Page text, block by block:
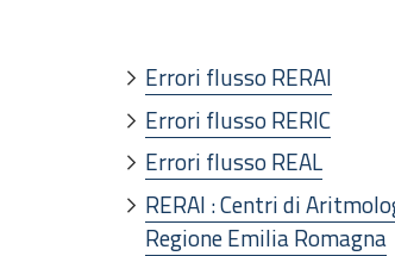
Errori flusso RERAI
Errori flusso RERIC
Errori flusso REAL
RERAI : Centri di
Regione Emilia Romagna